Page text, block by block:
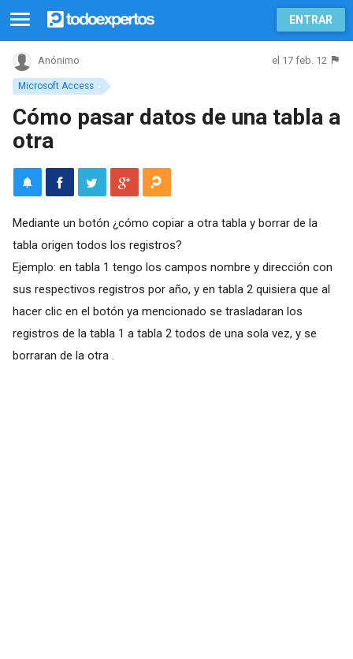
ENTRAR
Microsoft Access
Anónimo el 17 feb. 12
Cómo pasar datos de una tabla a
otra
Mediante un botón ¿cómo copiar a otra tabla y borrar de la
tabla origen todos los registros?
Ejemplo: en tabla 1 tengo los campos nombre y dirección con
sus respectivos registros por año, y en tabla 2 quisiera que al
hacer clic en el botón ya mencionado se trasladaran los
registros de la tabla 1 a tabla 2 todos de una sola vez, y se
borraran de la otra .